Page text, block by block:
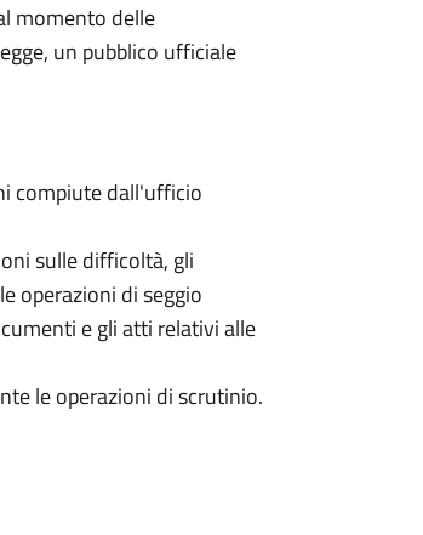
momento delle
un pubblico ufficiale
compiute dall'ufficio
sulle difficoltà, gli
operazioni di seggio
e gli atti relativi alle
le operazioni di scrutinio.